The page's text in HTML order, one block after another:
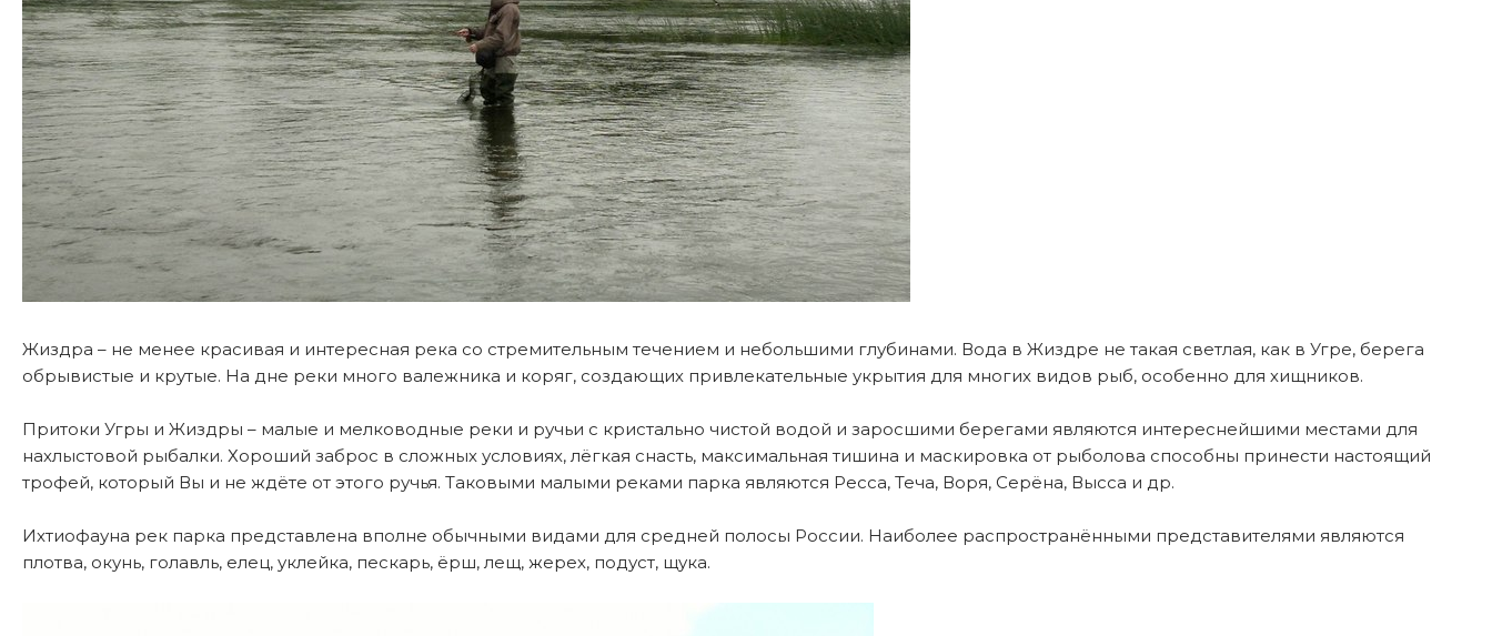
Жиздра – не менее красивая и интересная река со стремительным течением и небольшими глубинами. Вода в Жиздре не такая светлая, как в Угре, берега
обрывистые и крутые. На дне реки много валежника и коряг, создающих привлекательные укрытия для многих видов рыб, особенно для хищников.
Притоки Угры и Жиздры – малые и мелководные реки и ручьи с кристально чистой водой и заросшими берегами являются интереснейшими местами для
нахлыстовой рыбалки. Хороший заброс в сложных условиях, лёгкая снасть, максимальная тишина и маскировка от рыболова способны принести настоящий
трофей, который Вы и не ждёте от этого ручья. Таковыми малыми реками парка являются Ресса, Теча, Воря, Серёна, Высса и др.
Ихтиофауна рек парка представлена вполне обычными видами для средней полосы России. Наиболее распространёнными представителями являются
плотва, окунь, голавль, елец, уклейка, пескарь, ёрш, лещ, жерех, подуст, щука.